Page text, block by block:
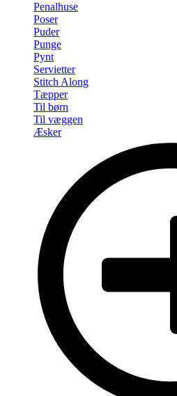
Penalhuse
Poser
Puder
Punge
Pynt
Servietter
Stitch Along
Tæpper
Til børn
Til væggen
Æsker